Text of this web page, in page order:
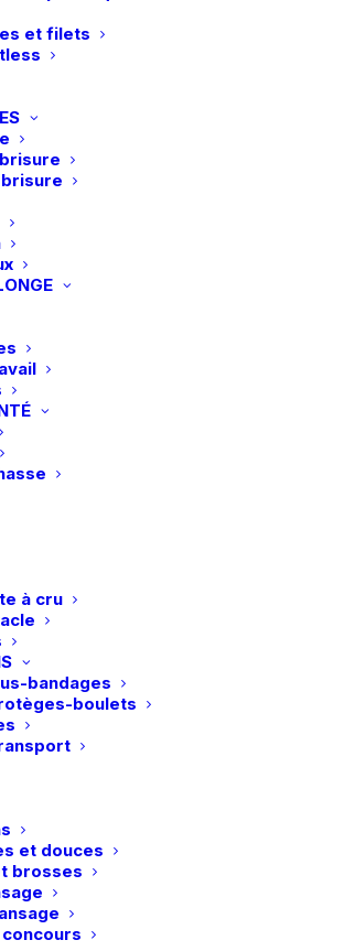
et filets
à cru
bandages
boulets
et douces
brosses
Chloe Full Grip – Blanc
Pantalon Chloe Full Grip –
– Effet Seconde Peau et
36
à partir de 99 euros
pendant 14 jours
en magasin
et sécurisé